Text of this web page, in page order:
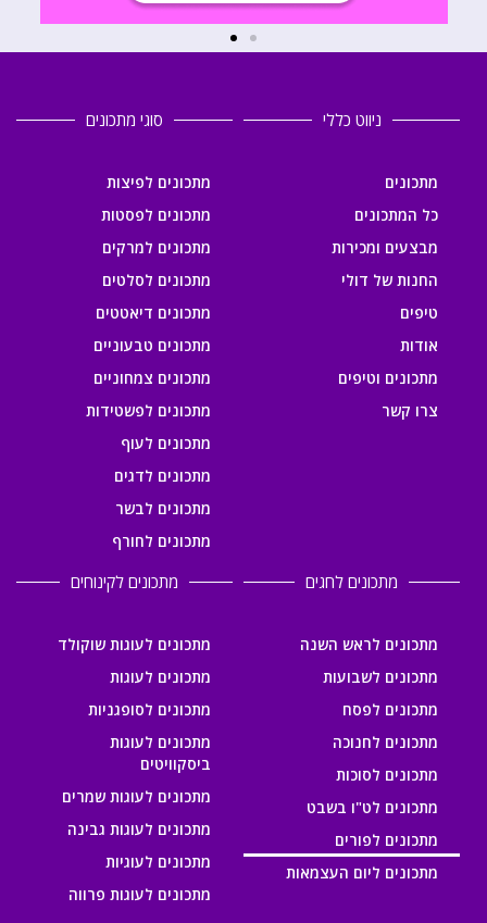
ניווט כללי
מתכונים
כל המתכונים
מבצעים ומכירות
החנות של דולי
טיפים
אודות
מתכונים וטיפים
צרו קשר
סוגי מתכונים
מתכונים לפיצות
מתכונים לפסטות
מתכונים למרקים
מתכונים לסלטים
מתכונים דיאטטים
מתכונים טבעוניים
מתכונים צמחוניים
מתכונים לפשטידות
מתכונים לעוף
מתכונים לדגים
מתכונים לבשר
מתכונים לחורף
מתכונים לחגים
מתכונים לראש השנה
מתכונים לשבועות
מתכונים לפסח
מתכונים לחנוכה
מתכונים לסוכות
מתכונים לט"ו בשבט
מתכונים לפורים
מתכונים ליום העצמאות
מתכונים לקינוחים
מתכונים לעוגות שוקולד
מתכונים לעוגות
מתכונים לסופגניות
מתכונים לעוגות
ביסקוויטים
מתכונים לעוגות שמרים
מתכונים לעוגות גבינה
מתכונים לעוגיות
מתכונים לעוגות פרווה